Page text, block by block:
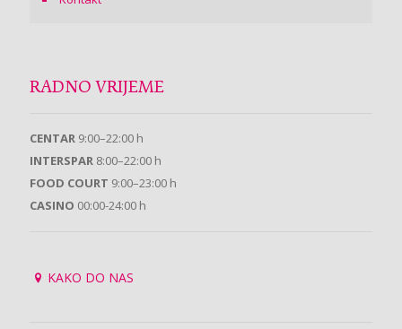
RADNO VRIJEME
CENTAR 9:00–22:00 h
INTERSPAR 8:00–22:00 h
FOOD COURT 9:00–23:00 h
CASINO 00:00-24:00 h
KAKO DO NAS